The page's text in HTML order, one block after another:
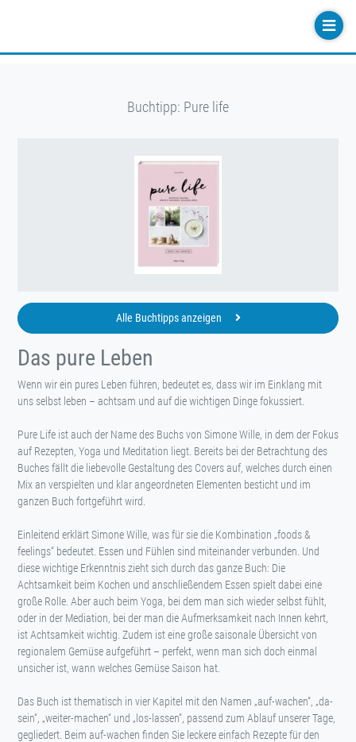
Buchtipp: Pure life
Alle Buchtipps anzeigen
Das pure Leben
Wenn wir ein pures Leben führen, bedeutet es, dass wir im Einklang mit
uns selbst leben – achtsam und auf die wichtigen Dinge fokussiert.
Pure Life ist auch der Name des Buchs von Simone Wille, in dem der Fokus
auf Rezepten, Yoga und Meditation liegt. Bereits bei der Betrachtung des
Buches fällt die liebevolle Gestaltung des Covers auf, welches durch einen
Mix an verspielten und klar angeordneten Elementen besticht und im
ganzen Buch fortgeführt wird.
Einleitend erklärt Simone Wille, was für sie die Kombination „foods &
feelings“ bedeutet. Essen und Fühlen sind miteinander verbunden. Und
diese wichtige Erkenntnis zieht sich durch das ganze Buch: Die
Achtsamkeit beim Kochen und anschließendem Essen spielt dabei eine
große Rolle. Aber auch beim Yoga, bei dem man sich wieder selbst fühlt,
oder in der Mediation, bei der man die Aufmerksamkeit nach Innen kehrt,
ist Achtsamkeit wichtig. Zudem ist eine große saisonale Übersicht von
regionalem Gemüse aufgeführt – perfekt, wenn man sich doch einmal
unsicher ist, wann welches Gemüse Saison hat.
Das Buch ist thematisch in vier Kapitel mit den Namen „auf-wachen“, „da-
sein“, „weiter-machen“ und „los-lassen“, passend zum Ablauf unserer Tage,
gegliedert. Beim auf-wachen finden Sie leckere einfach Rezepte für den